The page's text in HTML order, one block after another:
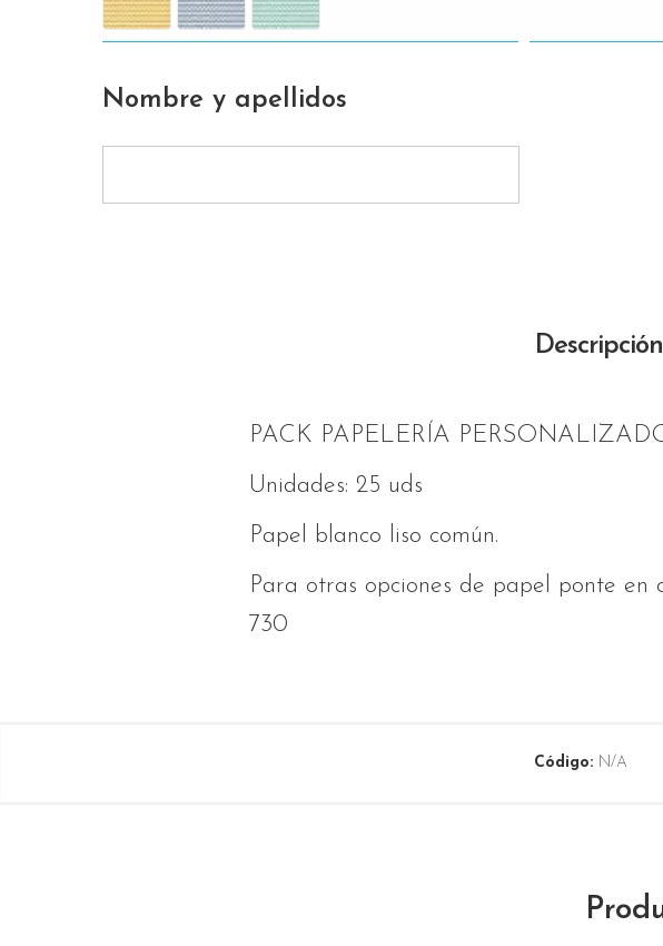
Nombre y apellidos
Descripción
PACK PAPELERÍA
Unidades: 25 uds
Papel blanco liso común.
Para otras opciones de papel ponte en
730
Código: N/A